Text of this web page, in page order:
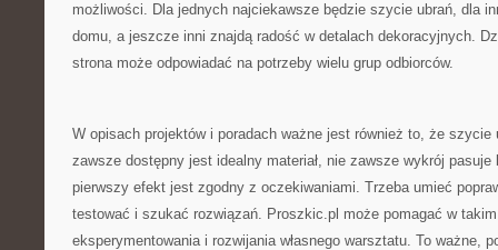
możliwości. Dla jednych najciekawsze będzie szycie ubrań, dla
domu, a jeszcze inni znajdą radość w detalach dekoracyjnych.
strona może odpowiadać na potrzeby wielu grup odbiorców.
W opisach projektów i poradach ważne jest również to, że
zawsze dostępny jest idealny materiał, nie zawsze wykrój
pierwszy efekt jest zgodny z oczekiwaniami. Trzeba umieć
testować i szukać rozwiązań. Proszkic.pl może pomagać w
eksperymentowania i rozwijania własnego warsztatu. To ważne,